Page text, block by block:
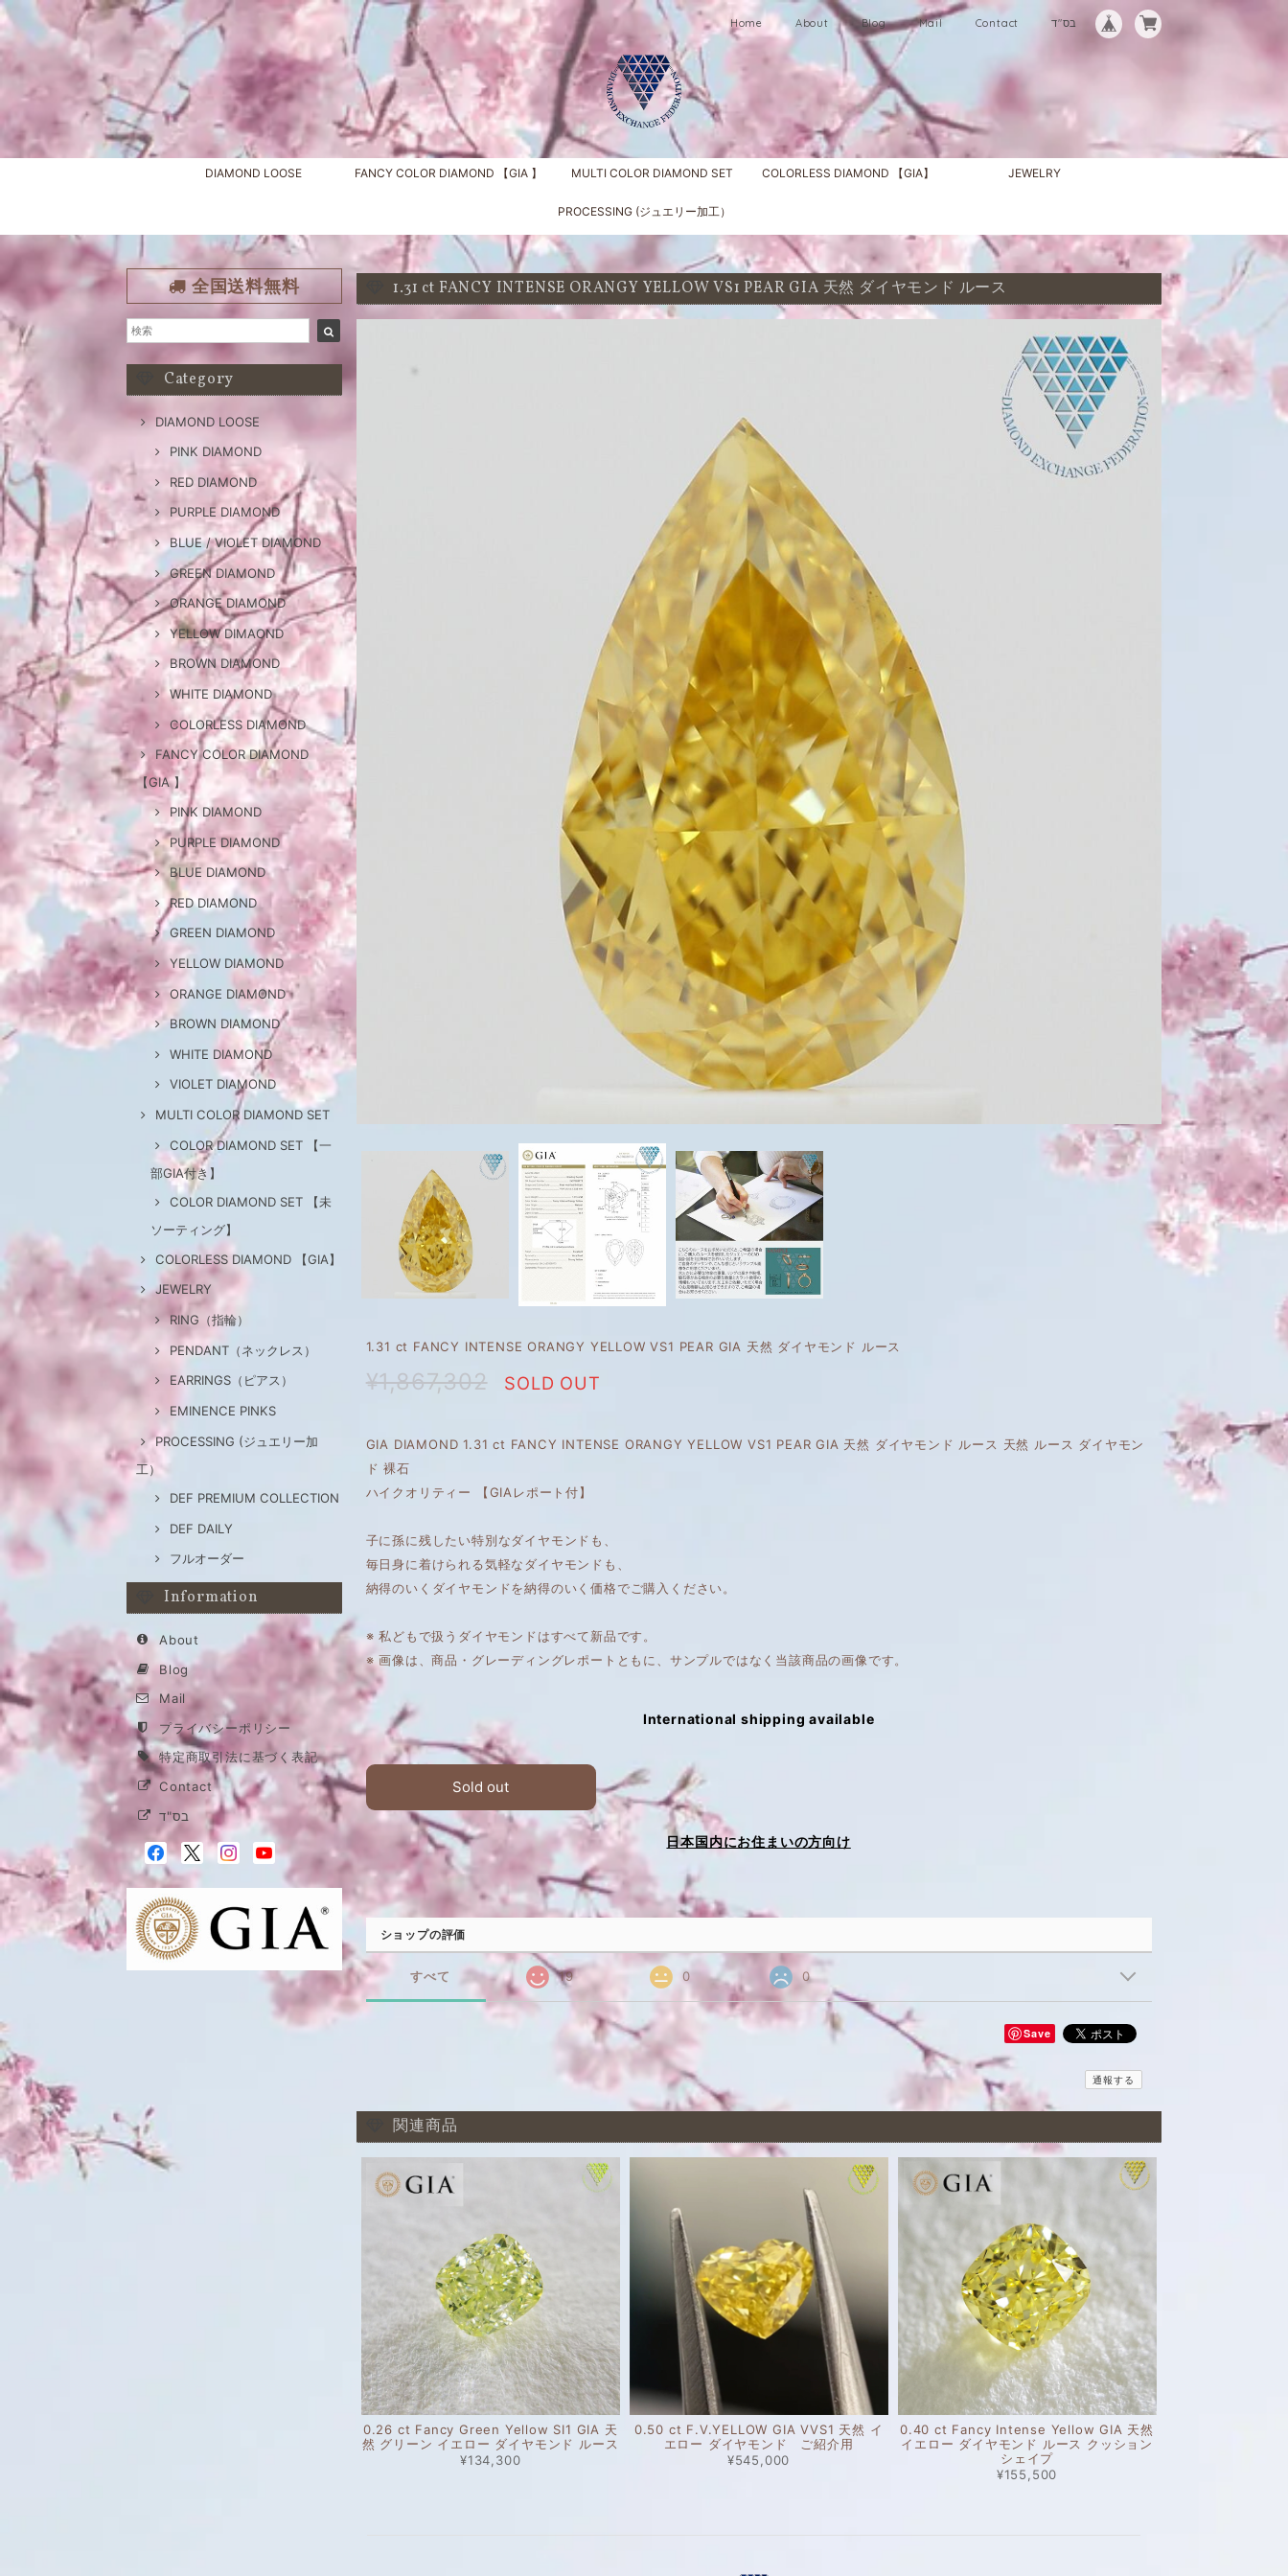
Home About Blog Mail Contact בס"ד
DIAMOND LOOSE FANCY COLOR DIAMOND 【GIA 】 MULTI COLOR DIAMOND SET COLORLESS DIAMOND 【GIA】 JEWELRY
PROCESSING (ジュエリー加工）
全国送料無料
Category
DIAMOND LOOSE
PINK DIAMOND
RED DIAMOND
PURPLE DIAMOND
BLUE / VIOLET DIAMOND
GREEN DIAMOND
ORANGE DIAMOND
YELLOW DIMAOND
BROWN DIAMOND
WHITE DIAMOND
COLORLESS DIAMOND
FANCY COLOR DIAMOND
【GIA 】
PINK DIAMOND
PURPLE DIAMOND
BLUE DIAMOND
RED DIAMOND
GREEN DIAMOND
YELLOW DIAMOND
ORANGE DIAMOND
BROWN DIAMOND
WHITE DIAMOND
VIOLET DIAMOND
MULTI COLOR DIAMOND SET
COLOR DIAMOND SET 【一
部GIA付き】
COLOR DIAMOND SET 【未
ソーティング】
COLORLESS DIAMOND 【GIA】
JEWELRY
RING（指輪）
PENDANT（ネックレス）
EARRINGS（ピアス）
EMINENCE PINKS
PROCESSING (ジュエリー加
工）
DEF PREMIUM COLLECTION
DEF DAILY
フルオーダー
Information
About
Blog
Mail
プライバシーポリシー
特定商取引法に基づく表記
Contact
בס"ד
1.31 ct FANCY INTENSE ORANGY YELLOW VS1 PEAR GIA 天然 ダイヤモンド ルース
1.31 ct FANCY INTENSE ORANGY YELLOW VS1 PEAR GIA 天然 ダイヤモンド ルース
¥1,867,302 SOLD OUT
GIA DIAMOND 1.31 ct FANCY INTENSE ORANGY YELLOW VS1 PEAR GIA 天然 ダイヤモンド ルース 天然 ルース ダイヤモン
ド 裸石
ハイクオリティー 【GIAレポート付】
子に孫に残したい特別なダイヤモンドも、
毎日身に着けられる気軽なダイヤモンドも、
納得のいくダイヤモンドを納得のいく価格でご購入ください。
※ 私どもで扱うダイヤモンドはすべて新品です。
※ 画像は、商品・グレーディングレポートともに、サンプルではなく当該商品の画像です。
International shipping available
Sold out
日本国内にお住まいの方向け
ショップの評価
すべて 19 0 0
Save
通報する
関連商品
0.26 ct Fancy Green Yellow SI1 GIA 天
然 グリーン イエロー ダイヤモンド ルース
¥134,300
0.50 ct F.V.YELLOW GIA VVS1 天然 イ
エロー ダイヤモンド ご紹介用
¥545,000
0.40 ct Fancy Intense Yellow GIA 天然
イエロー ダイヤモンド ルース クッション
シェイプ
¥155,500